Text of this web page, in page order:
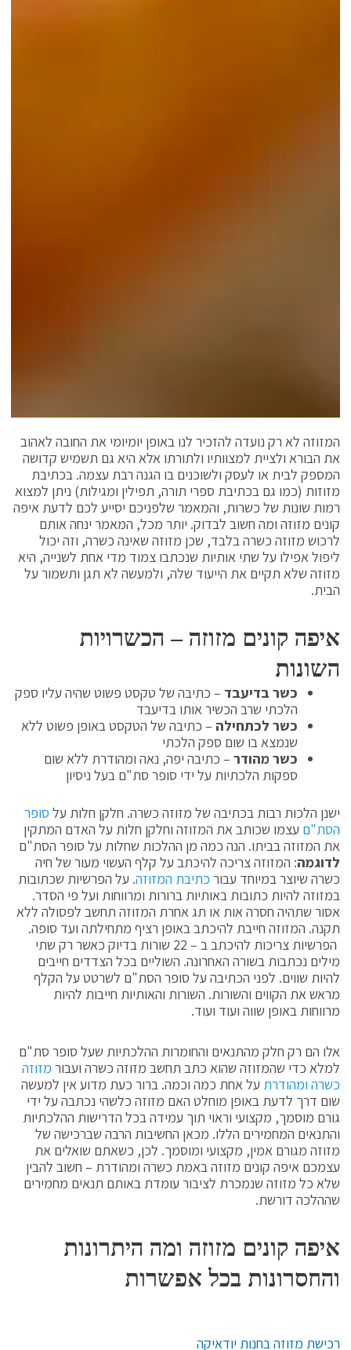
המזוזה לא רק נועדה להזכיר לנו באופן יומיומי את החובה לאהוב
את הבורא ולציית למצוותיו ולתורתו אלא היא גם תשמיש קדושה
המספק לבית או לעסק ולשוכנים בו הגנה רבת עצמה. בכתיבת
מזוזות (כמו גם בכתיבת ספרי תורה, תפילין ומגילות) ניתן למצוא
רמות שונות של כשרות, והמאמר שלפניכם יסייע לכם לדעת איפה
קונים מזוזה ומה חשוב לבדוק. יותר מכל, המאמר ינחה אותם
לרכוש מזוזה כשרה בלבד, שכן מזוזה שאינה כשרה, וזה יכול
ליפול אפילו על שתי אותיות שנכתבו צמוד מדי אחת לשנייה, היא
מזוזה שלא תקיים את הייעוד שלה, ולמעשה לא תגן ותשמור על
הבית.
איפה קונים מזוזה – הכשרויות
השונות
כשר בדיעבד – כתיבה של טקסט פשוט שהיה עליו ספק
הלכתי שרב הכשיר אותו בדיעבד
כשר לכתחילה – כתיבה של הטקסט באופן פשוט ללא
שנמצא בו שום ספק הלכתי
כשר מהודר– כתיבה יפה, נאה ומהודרת ללא שום
ספקות הלכתיות על ידי סופר סת"ם בעל ניסיון
ישנן הלכות רבות בכתיבה של מזוזה כשרה. חלקן חלות על סופר
הסת"ם עצמו שכותב את המזוזה וחלקן חלות על האדם המתקין
את המזוזה בביתו. הנה כמה מן ההלכות שחלות על סופר הסת"ם
לדוגמה: המזוזה צריכה להיכתב על קלף העשוי מעור של חיה
כשרה שיוצר במיוחד עבור כתיבת המזוזה. על הפרשיות שכתובות
במזוזה להיות כתובות באותיות ברורות ומרווחות ועל פי הסדר.
אסור שתהיה חסרה אות או תג אחרת המזוזה תחשב לפסולה ללא
תקנה. המזוזה חייבת להיכתב באופן רציף מתחילתה ועד סופה.
הפרשיות צריכות להיכתב ב – 22 שורות בדיוק כאשר רק שתי
מילים נכתבות בשורה האחרונה. השוליים בכל הצדדים חייבים
להיות שווים. לפני הכתיבה על סופר הסת"ם לשרטט על הקלף
מראש את הקווים והשורות. השורות והאותיות חייבות להיות
מרווחות באופן שווה ועוד ועוד.
אלו הם רק חלק מהתנאים והחומרות ההלכתיות שעל סופר סת"ם
למלא כדי שהמזוזה שהוא כתב תחשב מזוזה כשרה ועבור מזוזה
כשרה ומהודרת על אחת כמה וכמה. ברור כעת מדוע אין למעשה
שום דרך לדעת באופן מוחלט האם מזוזה כלשהי נכתבה על ידי
גורם מוסמך, מקצועי וראוי תוך עמידה בכל הדרישות ההלכתיות
והתנאים המחמירים הללו. מכאן החשיבות הרבה שברכישה של
מזוזה מגורם אמין, מקצועי ומוסמך. לכן, כשאתם שואלים את
עצמכם איפה קונים מזוזה באמת כשרה ומהודרת – חשוב להבין
שלא כל מזוזה שנמכרת לציבור עומדת באותם תנאים מחמירים
שההלכה דורשת.
איפה קונים מזוזה ומה היתרונות
והחסרונות בכל אפשרות
רכישת מזוזה בחנות יודאיקה